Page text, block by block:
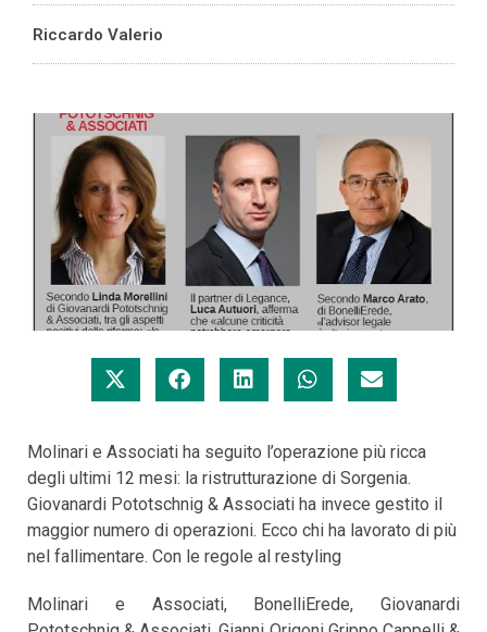
Riccardo Valerio
Molinari e Associati ha seguito l’operazione più ricca
degli ultimi 12 mesi: la ristrutturazione di Sorgenia.
Giovanardi Pototschnig & Associati ha invece gestito il
maggior numero di operazioni. Ecco chi ha lavorato di più
nel fallimentare. Con le regole al restyling
Molinari e Associati, BonelliErede, Giovanardi